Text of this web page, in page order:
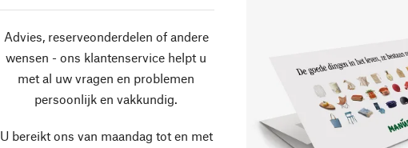
Advies, reserveonderdelen of andere
wensen - ons klantenservice helpt u
met al uw vragen en problemen
persoonlijk en vakkundig.
U bereikt ons van maandag tot en met